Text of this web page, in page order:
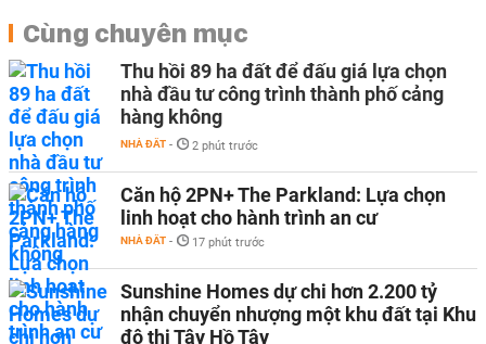
Cùng chuyên mục
Thu hồi 89 ha đất để đấu giá lựa chọn
nhà đầu tư công trình thành phố cảng
hàng không
NHÀ ĐẤT - 2 phút trước
Căn hộ 2PN+ The Parkland: Lựa chọn
linh hoạt cho hành trình an cư
NHÀ ĐẤT - 17 phút trước
Sunshine Homes dự chi hơn 2.200 tỷ
nhận chuyển nhượng một khu đất tại Khu
đô thị Tây Hồ Tây